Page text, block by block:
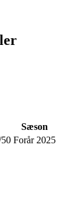
Sæson
Forår 2025